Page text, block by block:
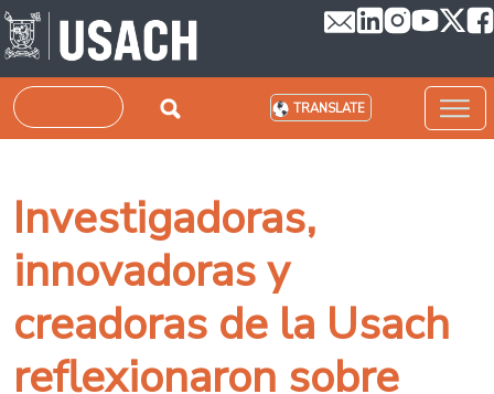
Skip to main content
Search TRANSLATE
Investigadoras,
innovadoras y
creadoras de la Usach
reflexionaron sobre